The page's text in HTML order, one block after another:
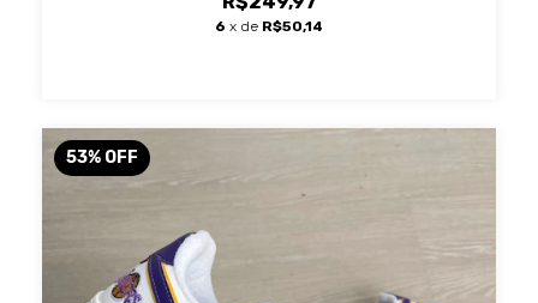
6 x de R$50,14
53% OFF